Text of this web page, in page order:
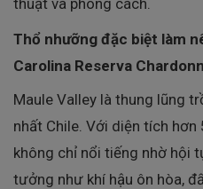
Thổ nhưỡng đặc biệt làm
Carolina Reserva
Maule Valley là thung lũng
nhất Chile. Với diện tích hơn
không chỉ nổi tiếng nhờ hội
tưởng như khí hậu ôn hòa,